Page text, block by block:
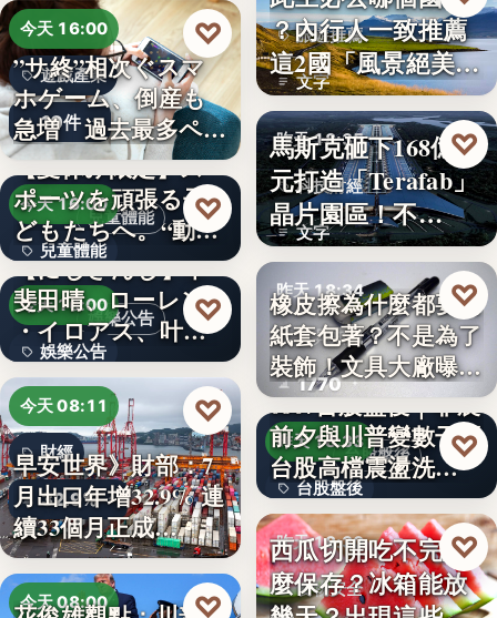
今天 16:00
遊戲產業
10件
”サ終”相次ぐスマ
ホゲーム、倒産も
急増 過去最多ペー
スで…
♡
兒童體能
今天 16:00
兒童體能
0円
【夏休み限定】ス
ポーツを頑張る子
どもたちへ。“動け
る身体…
♡
娛樂公告
今天 16:00
娛樂公告
30
【にじさんじ】甲
斐田晴、ローレン
・イロアス、叶ワ
ンマンラ…
♡
今天 08:11
財經
32.9%
早安世界》財部：7
月出口年增32.9% 連
續33個月正成…
♡
今天 08:00 ♡
旅遊推薦
文字
？內行人一致推薦
這2國「風景絕美、
美食好…
昨天 18:35
科技財經
文字
馬斯克砸下168億美
元打造「Terafab」
晶片園區！不…
♡
昨天 18:34
文具知識
1770
橡皮擦為什麼都要用
紙套包著？不是為了
裝飾！文具大廠曝重
要…
♡
台股盤後
昨天 18:33
台股盤後
170.79
0807台股盤後｜非農
前夕與川普變數干擾
台股高檔震盪洗…
♡
昨天 18:30
食物安全
西瓜切開吃不完怎
麼保存？冰箱能放
♡